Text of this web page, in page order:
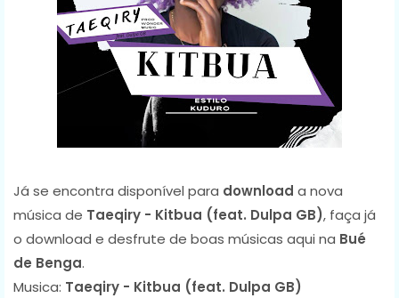
Já se encontra disponível para download a nova
música de Taeqiry - Kitbua (feat. Dulpa GB), faça já
o download e desfrute de boas músicas aqui na Bué
de Benga.
Musica: Taeqiry - Kitbua (feat. Dulpa GB)